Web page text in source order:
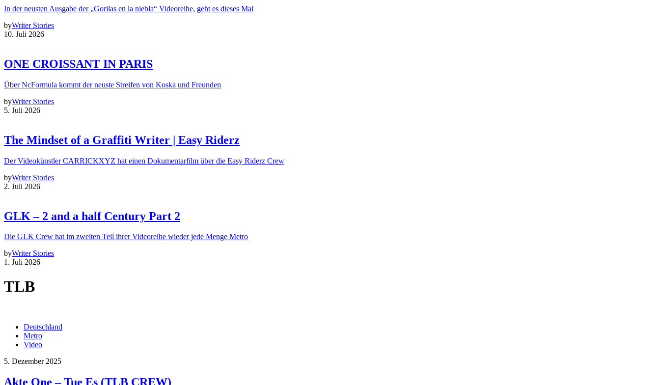
In der neusten Ausgabe der „Gorilas en la niebla“ Videoreihe, geht es dieses Mal
byWriter Stories
10. Juli 2026
ONE CROISSANT IN PARIS
Über NcFormula kommt der neuste Streifen von Koska und Freunden
byWriter Stories
5. Juli 2026
The Mindset of a Graffiti Writer | Easy Riderz
Der Videokünstler CARRICKXYZ hat einen Dokumentarfilm über die Easy Riderz Crew
byWriter Stories
2. Juli 2026
GLK – 2 and a half Century Part 2
Die GLK Crew hat im zweiten Teil ihrer Videoreihe wieder jede Menge Metro
byWriter Stories
1. Juli 2026
TLB
Deutschland
Metro
Video
5. Dezember 2025
Akte One – Tue Es (TLB CREW)